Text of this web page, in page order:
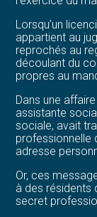
Lorsqu’un
appartient au
reprochés au
découlant du
propres au
Dans une
assistante
sociale, avait
professionnelle
adresse
Or, ces
à des résidents
secret